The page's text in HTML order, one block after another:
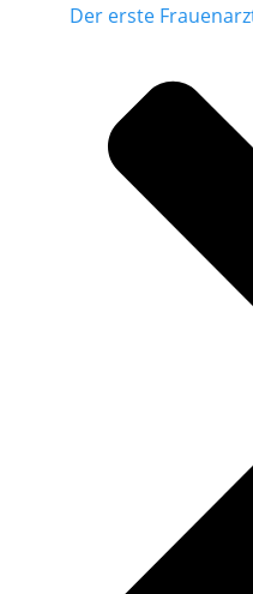
Der erste